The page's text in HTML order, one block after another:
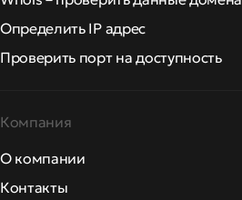
Определить IP адрес
Проверить порт на доступность
Компания
О компании
Контакты